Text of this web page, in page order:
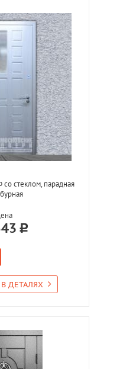
стеклом, парадная
ДЕТАЛЯХ